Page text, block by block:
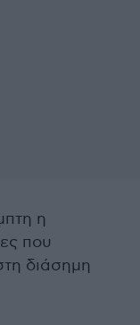
η
που
διάσημη